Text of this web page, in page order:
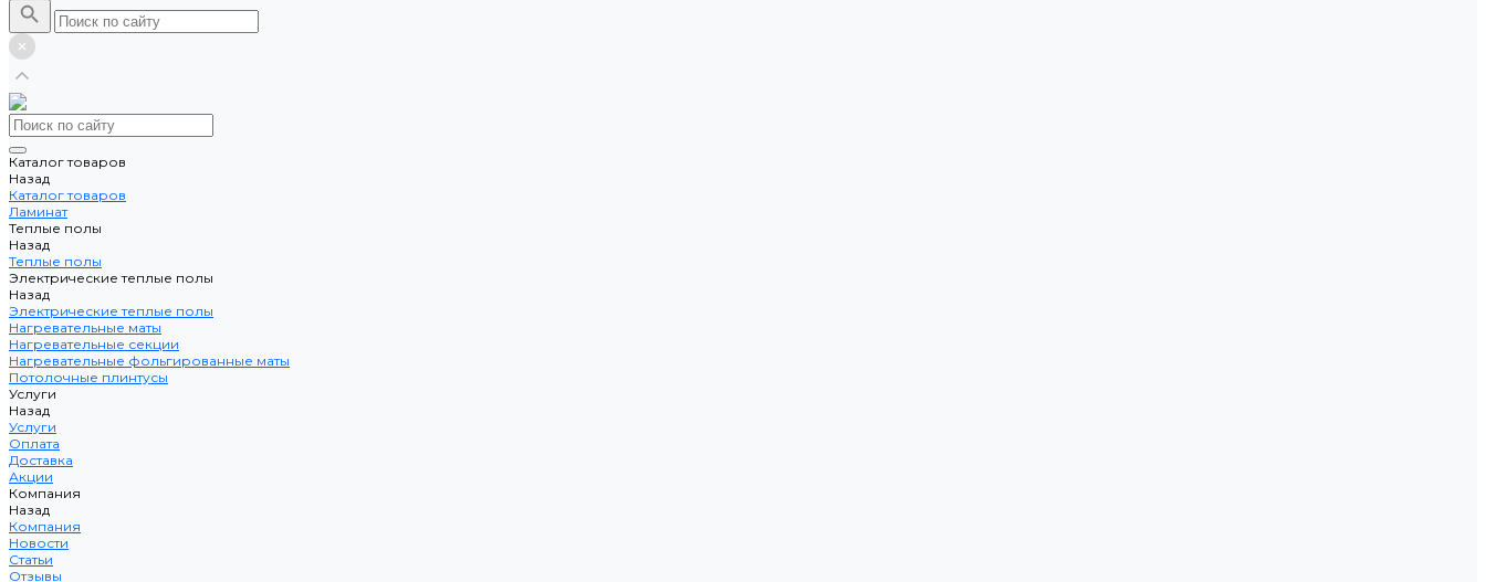
Каталог товаров
Назад
Каталог товаров
Ламинат
Теплые полы
Назад
Теплые полы
Электрические теплые полы
Назад
Электрические теплые полы
Нагревательные маты
Нагревательные секции
Нагревательные фольгированные маты
Потолочные плинтусы
Услуги
Назад
Услуги
Оплата
Доставка
Акции
Компания
Назад
Компания
Новости
Статьи
Отзывы